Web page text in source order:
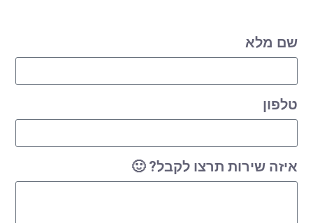
שם מלא
טלפון
איזה שירות תרצו לקבל? 🙂